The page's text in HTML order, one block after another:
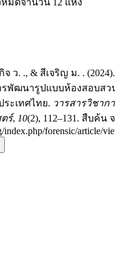
มดจำนวน 12 แห่ง
ว. ., & สีเจริญ ม. .
พัฒนารูปแบบห้องสอบสว
ะเทศไทย. วารสารวิชาก
ร์, 10(2), 112–131. สืบค้น
index.php/forensic/article/